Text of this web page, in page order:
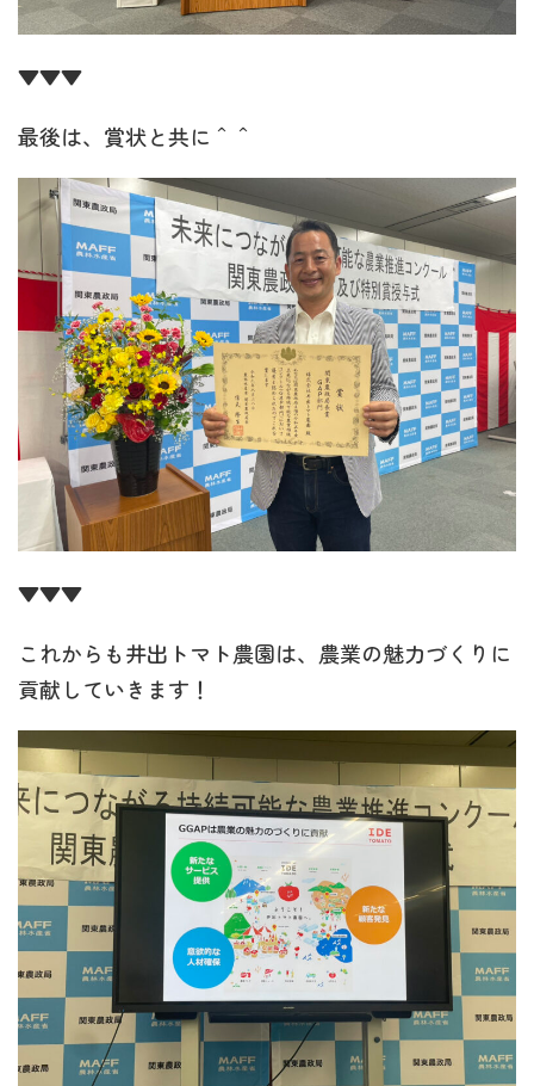
▼▼▼
最後は、賞状と共に＾＾
▼▼▼
これからも井出トマト農園は、農業の魅力づくりに
貢献していきます！